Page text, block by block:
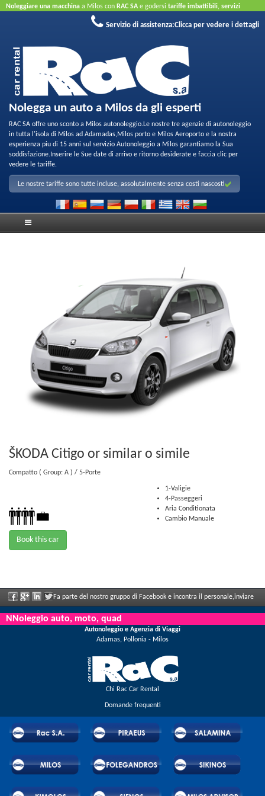
Noleggiare una macchina a Milos con RAC SA e godersi tariffe imbattibili, servizi
parco di qualita per noleggio
Non e necessaria la carta di credito.Servizio di assistenza:Clicca per vedere i dettagli
Nolegga un auto a Milos da gli esperti
RAC SA offre uno sconto a Milos autonoleggio.Le nostre tre agenzie di autonoleggio
in tutta l'isola di Milos ad Adamadas,Milos porto e Milos Aeroporto e la nostra
esperienza piu di 15 anni sul servizio Autonoleggio a Milos garantiamo la Sua
soddisfazione.Inserire le Sue date di arrivo e ritorno desiderate e faccia clic per
vedere le tariffe.
Le nostre tariffe sono tutte incluse, assolutalmente senza costi nascosti
ŠKODA Citigo or similar o simile
Compatto ( Group: A ) / 5-Porte
1-Valigie
4-Passeggeri
Aria Conditionata
Cambio Manuale
Book this car
Fa parte del nostro gruppo di Facebook e incontra il personale,inviare
le sue valutazioni e ne aproffita i grandi sconti e le offerte che vengono annunciati
NNoleggio auto, moto, quad
Autonoleggio e Agenzia di Viaggi
Adamas, Pollonia - Milos
Chi Rac Car Rental
Domande frequenti